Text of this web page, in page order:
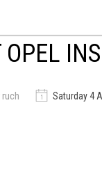
OPEL
Saturday 4